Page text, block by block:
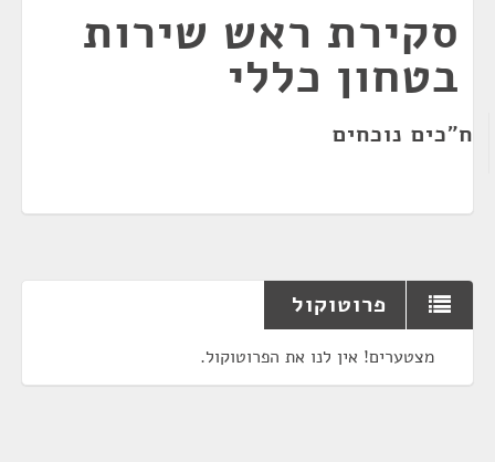
סקירת ראש שירות
בטחון כללי
ח"כים נוכחים
פרוטוקול
מצטערים! אין לנו את הפרוטוקול.